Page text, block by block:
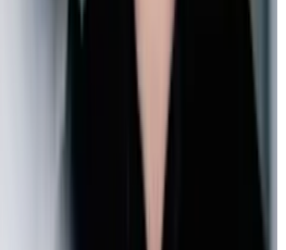
werden wir weiterhin alle Services
Anliegen und Wünschen da.